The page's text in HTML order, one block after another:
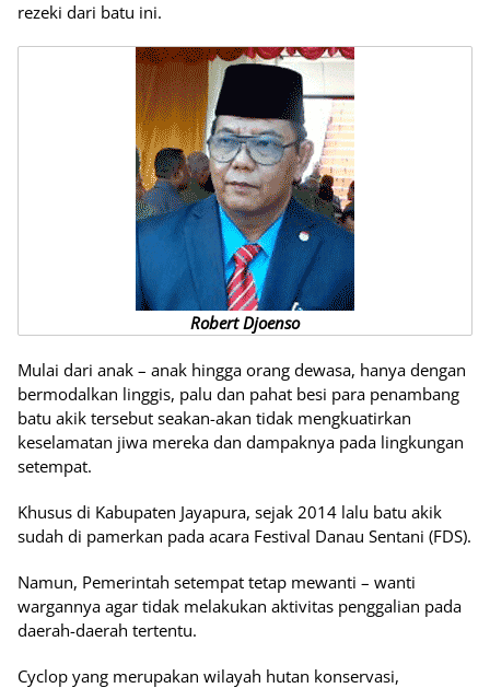
rezeki dari batu ini.
Robert Djoenso
Mulai dari anak – anak hingga orang dewasa, hanya dengan
bermodalkan linggis, palu dan pahat besi para penambang
batu akik tersebut seakan-akan tidak mengkuatirkan
keselamatan jiwa mereka dan dampaknya pada lingkungan
setempat.
Khusus di Kabupaten Jayapura, sejak 2014 lalu batu akik
sudah di pamerkan pada acara Festival Danau Sentani (FDS).
Namun, Pemerintah setempat tetap mewanti – wanti
wargannya agar tidak melakukan aktivitas penggalian pada
daerah-daerah tertentu.
Cyclop yang merupakan wilayah hutan konservasi,